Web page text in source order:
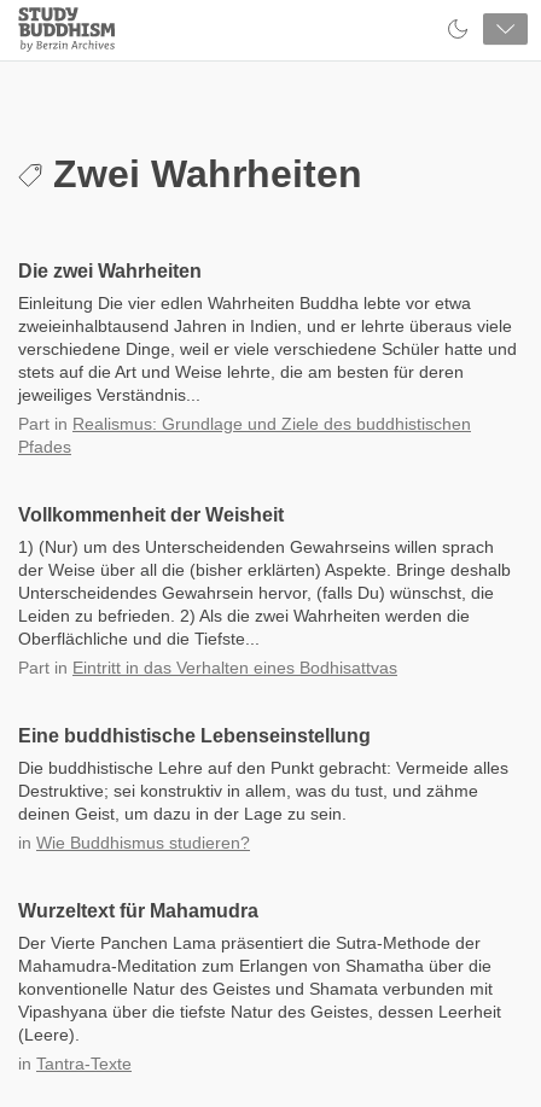
Close
Study
Buddhism
Zwei Wahrheiten
Die zwei Wahrheiten
Einleitung Die vier edlen Wahrheiten Buddha lebte vor etwa
zweieinhalbtausend Jahren in Indien, und er lehrte überaus viele
verschiedene Dinge, weil er viele verschiedene Schüler hatte und
stets auf die Art und Weise lehrte, die am besten für deren
jeweiliges Verständnis...
Part in Realismus: Grundlage und Ziele des buddhistischen
Pfades
Vollkommenheit der Weisheit
1) (Nur) um des Unterscheidenden Gewahrseins willen sprach
der Weise über all die (bisher erklärten) Aspekte. Bringe deshalb
Unterscheidendes Gewahrsein hervor, (falls Du) wünschst, die
Leiden zu befrieden. 2) Als die zwei Wahrheiten werden die
Oberflächliche und die Tiefste...
Part in Eintritt in das Verhalten eines Bodhisattvas
Eine buddhistische Lebenseinstellung
Die buddhistische Lehre auf den Punkt gebracht: Vermeide alles
Destruktive; sei konstruktiv in allem, was du tust, und zähme
deinen Geist, um dazu in der Lage zu sein.
in Wie Buddhismus studieren?
Wurzeltext für Mahamudra
Der Vierte Panchen Lama präsentiert die Sutra-Methode der
Mahamudra-Meditation zum Erlangen von Shamatha über die
konventionelle Natur des Geistes und Shamata verbunden mit
Vipashyana über die tiefste Natur des Geistes, dessen Leerheit
(Leere).
in Tantra-Texte